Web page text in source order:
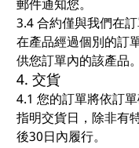
郵件通知您。
3.4 合約僅與我們在
在產品經過個別的訂
供您訂單內的該產品。
4. 交貨
4.1 您的訂單將依訂
指明交貨日，除非有
後30日內履行。